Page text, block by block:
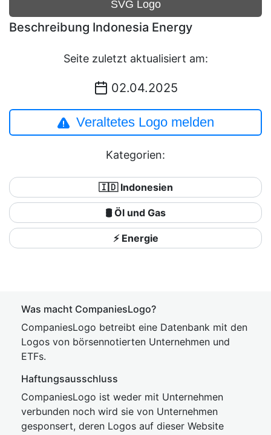
SVG Logo
Beschreibung Indonesia Energy
Seite zuletzt aktualisiert am:
02.04.2025
Veraltetes Logo melden
Kategorien:
🇮🇩 Indonesien
🛢 Öl und Gas
⚡ Energie
Was macht CompaniesLogo?
CompaniesLogo betreibt eine Datenbank mit den
Logos von börsennotierten Unternehmen und
ETFs.
Haftungsausschluss
CompaniesLogo ist weder mit Unternehmen
verbunden noch wird sie von Unternehmen
gesponsert, deren Logos auf dieser Website